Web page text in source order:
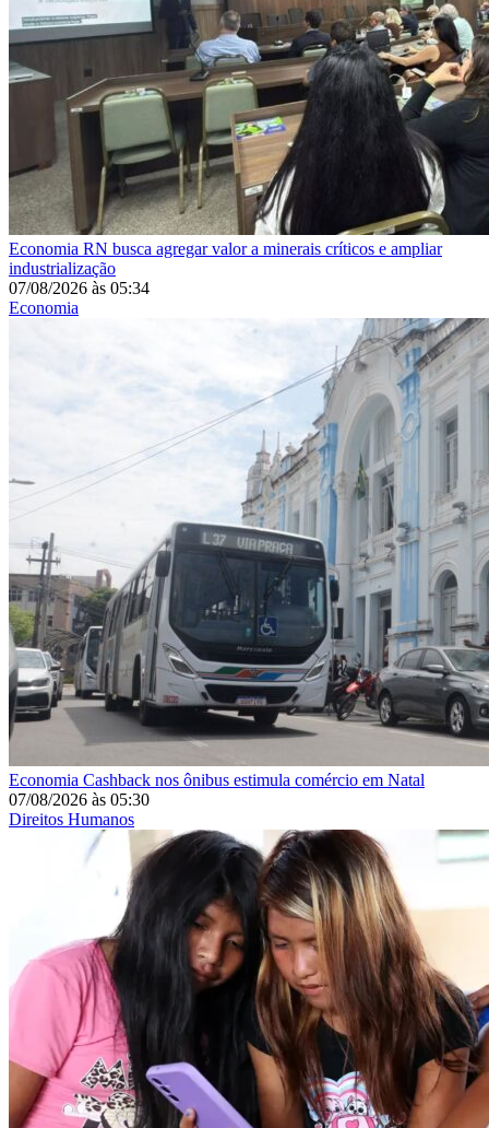
Economia RN busca agregar valor a minerais críticos e ampliar
industrialização
07/08/2026 às 05:34
Economia
Economia Cashback nos ônibus estimula comércio em Natal
07/08/2026 às 05:30
Direitos Humanos